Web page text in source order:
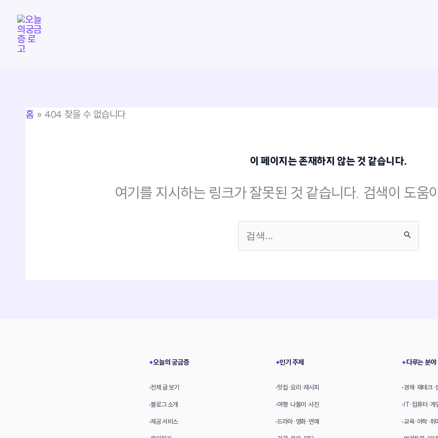
홈 404 찾을 수 없습니다
이 페이지는 존재하지 않는 것 같습니다.
여기를 지시하는 링크가 잘못된 것 같습니다. 검색이 도움
✦오늘의 궁금증
•전체 글 보기
•블로그 소개
•제공 서비스
✦인기 주제
•맛집·요리·레시피
•여행·나들이·사진
•드라마·영화·연예
✦다루는 분야
•경제·재테크·
•IT·컴퓨터·게
•교육·어학·취